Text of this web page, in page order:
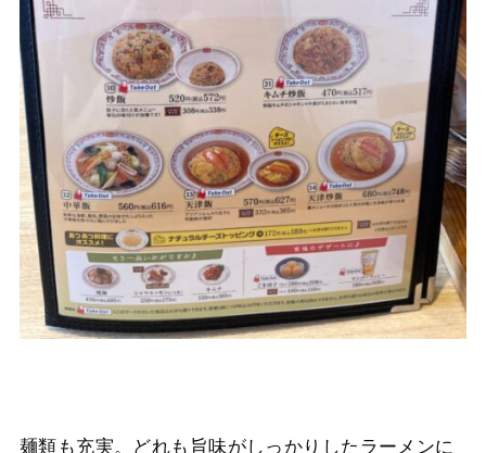
麺類も充実。どれも旨味がしっかりしたラーメンに